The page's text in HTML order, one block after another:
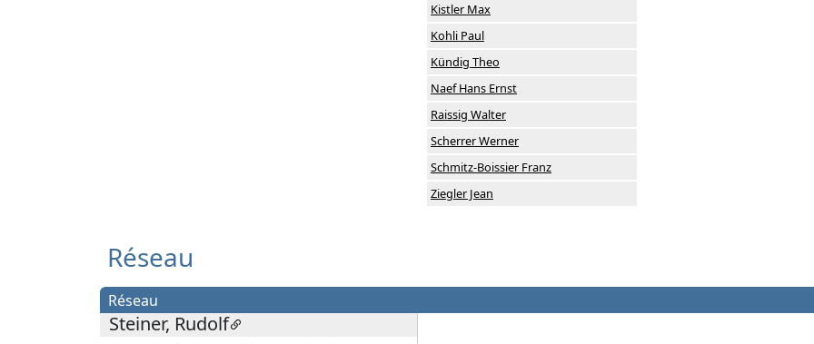
Kistler Max
Kohli Paul
Kündig Theo
Naef Hans Ernst
Raissig Walter
Scherrer Werner
Schmitz-Boissier Franz
Ziegler Jean
Réseau
Réseau
Steiner, Rudolf